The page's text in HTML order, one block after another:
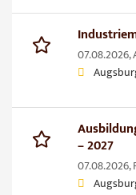
07.08.2026,
– 2027
07.08.2026,